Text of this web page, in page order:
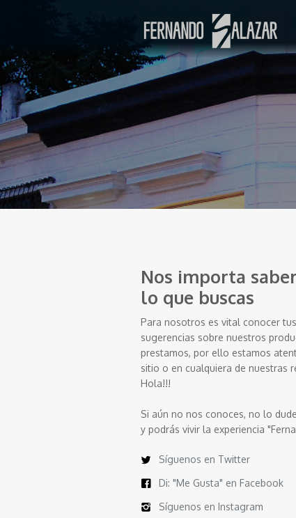
Nos importa
lo que buscas
Para nosotros es vital conocer
sugerencias sobre nuestros
prestamos, por ello estamos
sitio o en cualquiera de nuestras
Hola!!!
Si aún no nos conoces, no lo
y podrás vivir la experiencia
Síguenos en Twitter
Di: "Me Gusta" en Facebook
Síguenos en Instagram